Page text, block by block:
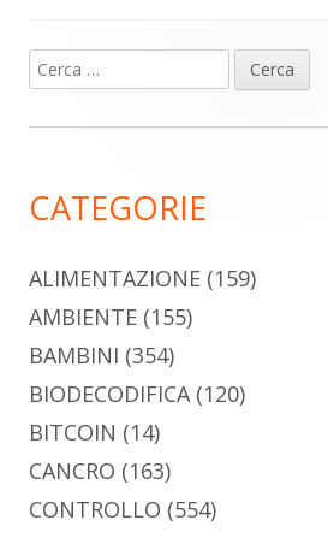
Barra
laterale
Ricerca
per:
CATEGORIE
ALIMENTAZIONE (159)
AMBIENTE (155)
BAMBINI (354)
BIODECODIFICA(120)
BITCOIN (14)
CANCRO (163)
CONTROLLO (554)